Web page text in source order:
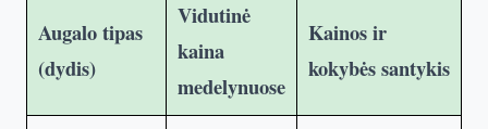
Augalo tipas
(dydis)
Vidutinė
kaina
medelynuose
Kainos ir
kokybės santykis